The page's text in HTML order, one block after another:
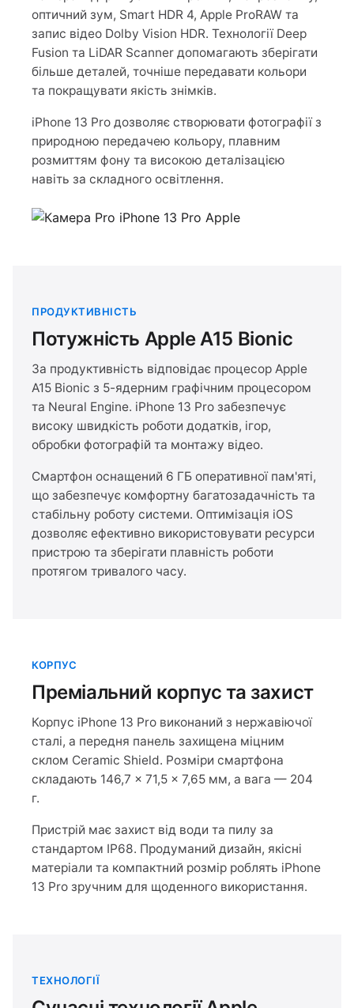
оптичний зум, Smart HDR 4, Apple ProRAW та
запис відео Dolby Vision HDR. Технології Deep
Fusion та LiDAR Scanner допомагають зберігати
більше деталей, точніше передавати кольори
та покращувати якість знімків.
iPhone 13 Pro дозволяє створювати фотографії з
природною передачею кольору, плавним
розмиттям фону та високою деталізацією
навіть за складного освітлення.
ПРОДУКТИВНІСТЬ
Потужність Apple A15 Bionic
За продуктивність відповідає процесор Apple
A15 Bionic з 5-ядерним графічним процесором
та Neural Engine. iPhone 13 Pro забезпечує
високу швидкість роботи додатків, ігор,
обробки фотографій та монтажу відео.
Смартфон оснащений 6 ГБ оперативної пам'яті,
що забезпечує комфортну багатозадачність та
стабільну роботу системи. Оптимізація iOS
дозволяє ефективно використовувати ресурси
пристрою та зберігати плавність роботи
протягом тривалого часу.
КОРПУС
Преміальний корпус та захист
Корпус iPhone 13 Pro виконаний з нержавіючої
сталі, а передня панель захищена міцним
склом Ceramic Shield. Розміри смартфона
складають 146,7 × 71,5 × 7,65 мм, а вага — 204
г.
Пристрій має захист від води та пилу за
стандартом IP68. Продуманий дизайн, якісні
матеріали та компактний розмір роблять iPhone
13 Pro зручним для щоденного використання.
ТЕХНОЛОГІЇ